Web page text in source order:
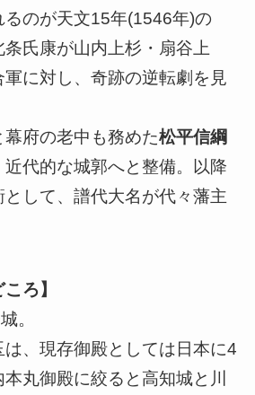
るのが天文15年(1546年)の
条氏康が山内上杉・扇谷上
に対し、奇跡の逆転劇を見
府の老中も務めた松平信綱
代的な城郭へと整備。以降
として、譜代大名が代々藩主
ろ】
。
、現存御殿としては日本に4
丸御殿に絞ると高知城と川